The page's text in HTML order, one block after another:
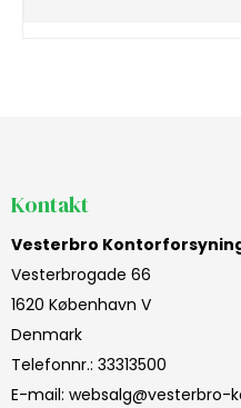
Kontakt
Vesterbro
Vesterbrogade 66
1620 København V
Denmark
Telefonnr.: 33313500
E-mail: websalg@vesterbro-